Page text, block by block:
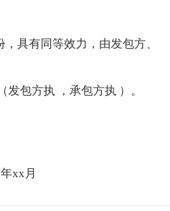
，具有同等效力，由发包方、
发包方执 ，承包方执 ）。
xx月